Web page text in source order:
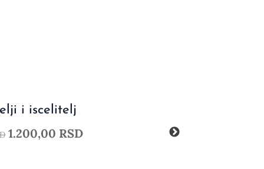
i iscelitelj
1.200,00 RSD